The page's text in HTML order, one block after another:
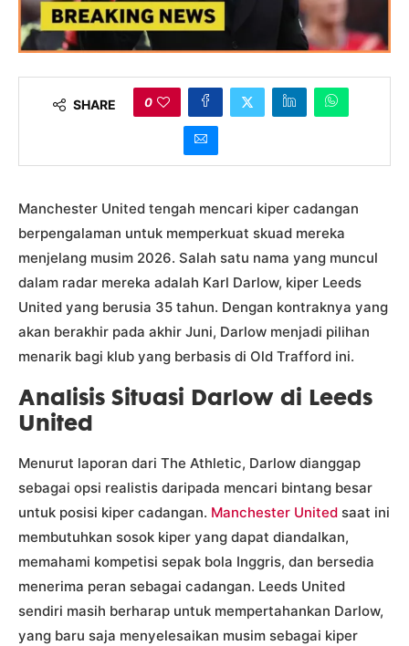
SHARE 0
Manchester United tengah mencari kiper cadangan
berpengalaman untuk memperkuat skuad mereka
menjelang musim 2026. Salah satu nama yang muncul
dalam radar mereka adalah Karl Darlow, kiper Leeds
United yang berusia 35 tahun. Dengan kontraknya yang
akan berakhir pada akhir Juni, Darlow menjadi pilihan
menarik bagi klub yang berbasis di Old Trafford ini.
Analisis Situasi Darlow di Leeds
United
Menurut laporan dari The Athletic, Darlow dianggap
sebagai opsi realistis daripada mencari bintang besar
untuk posisi kiper cadangan. Manchester United saat ini
membutuhkan sosok kiper yang dapat diandalkan,
memahami kompetisi sepak bola Inggris, dan bersedia
menerima peran sebagai cadangan. Leeds United
sendiri masih berharap untuk mempertahankan Darlow,
yang baru saja menyelesaikan musim sebagai kiper